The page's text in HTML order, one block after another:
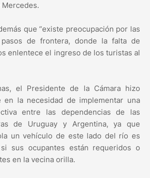
que “existe preocupación por las
de frontera, donde la falta de
enlentece el ingreso de los turistas al
el Presidente de la Cámara hizo
en la necesidad de implementar una
entre las dependencias de las
de Uruguay y Argentina, ya que
un vehículo de este lado del río es
sus ocupantes están requeridos o
en la vecina orilla.